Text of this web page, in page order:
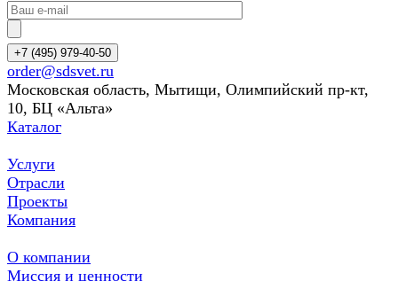
+7 (495) 979-40-50
order@sdsvet.ru
Московская область, Мытищи, Олимпийский пр-кт,
10, БЦ «Альта»
Каталог
Услуги
Отрасли
Проекты
Компания
О компании
Миссия и ценности